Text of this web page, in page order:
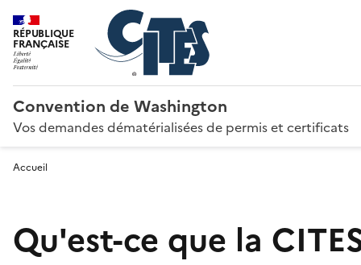
RÉPUBLIQUE
FRANÇAISE
Convention de Washington
Vos demandes dématérialisées de permis et certificats
Accueil
Qu'est-ce que la